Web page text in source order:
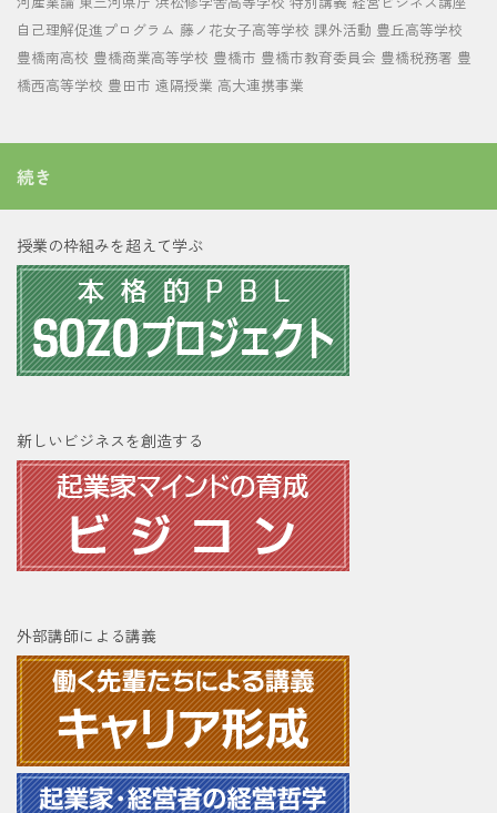
自己理解促進プログラム 藤ノ花女子高等学校 課外活動 豊丘高等学校
豊橋南高校 豊橋商業高等学校 豊橋市 豊橋市教育委員会 豊橋税務署 豊
橋西高等学校 豊田市 遠隔授業 高大連携事業
続き
授業の枠組みを超えて学ぶ
新しいビジネスを創造する
外部講師による講義